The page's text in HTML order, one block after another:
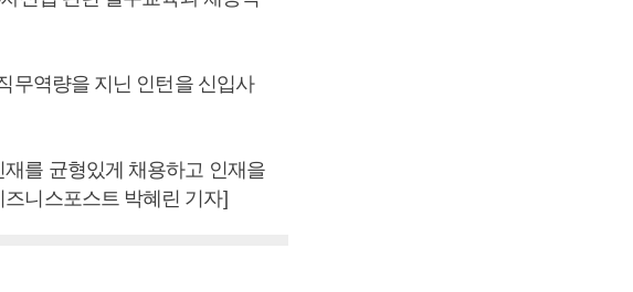
무역량을 지닌 인턴을 신입사
를 균형있게 채용하고 인재을
니스포스트 박혜린 기자]